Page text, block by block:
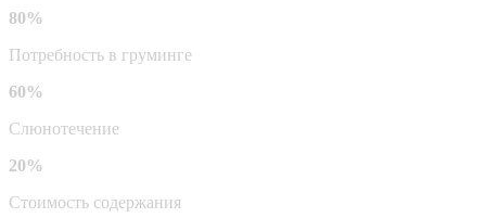
80%
Потребность в груминге
60%
Слюнотечение
20%
Стоимость содержания